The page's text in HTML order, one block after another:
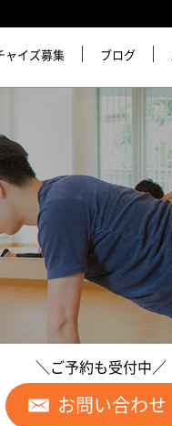
ャイズ募集 ブログ
＼ご予約も受付中／
お問い合わせ